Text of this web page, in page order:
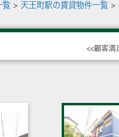
覧 > 天王町駅の賃貸物件一覧 >
<<顧客満